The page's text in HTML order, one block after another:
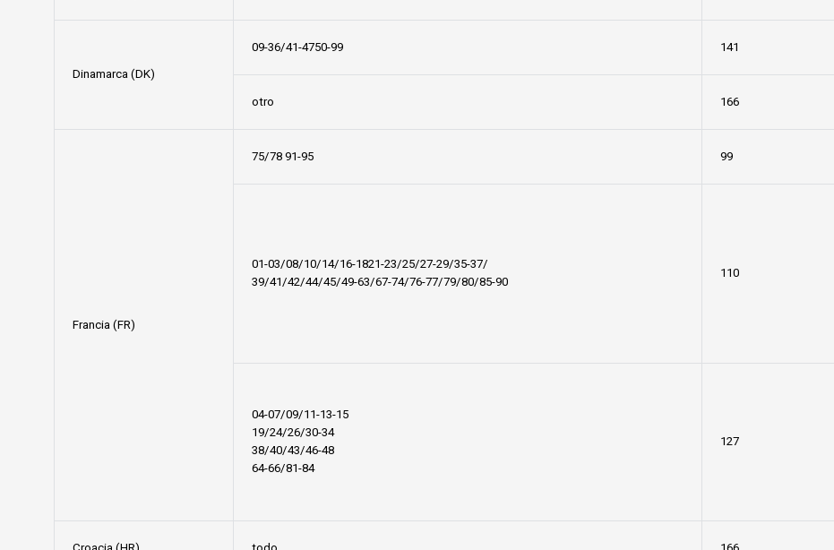
Dinamarca (DK)
09-36/41-4750-99 141
otro 166
Francia (FR)
75/78 91-95 99
01-03/08/10/14/16-1821-23/25/27-29/35-37/
39/41/42/44/45/49-63/67-74/76-77/79/80/85-90
110
04-07/09/11-13-15
19/24/26/30-34
38/40/43/46-48
64-66/81-84
127